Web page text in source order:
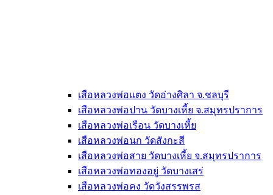
เสือหลวงพ่อแตง วัดอ่างศิลา จ.ชลบุรี
เสือหลวงพ่อปาน วัดบางเหี้ย จ.สมุทรปราการ
เสือหลวงพ่อเรือน วัดบางเหี้ย
เสือหลวงพ่อนก วัดสังกะสี
เสือหลวงพ่อสาย วัดบางเหี้ย จ.สมุทรปราการ
เสือหลวงพ่อทองอยู่ วัดบางเสร่
เสือหลวงพ่อคง วัดวังสรรพรส